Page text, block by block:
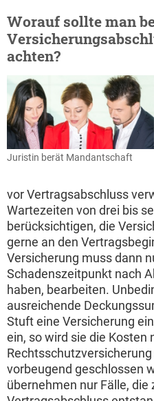
Worauf sollte man
achten?
Juristin berät Mandantschaft
vor Vertragsabschluss
Wartezeiten von drei bis
berücksichtigen, die
gerne an den
Versicherung muss dann
Schadenszeitpunkt nach
haben, bearbeiten.
ausreichende
Stuft eine Versicherung
ein, so wird sie die Kosten
Rechtsschutzversicherung
vorbeugend geschlossen
übernehmen nur Fälle, die